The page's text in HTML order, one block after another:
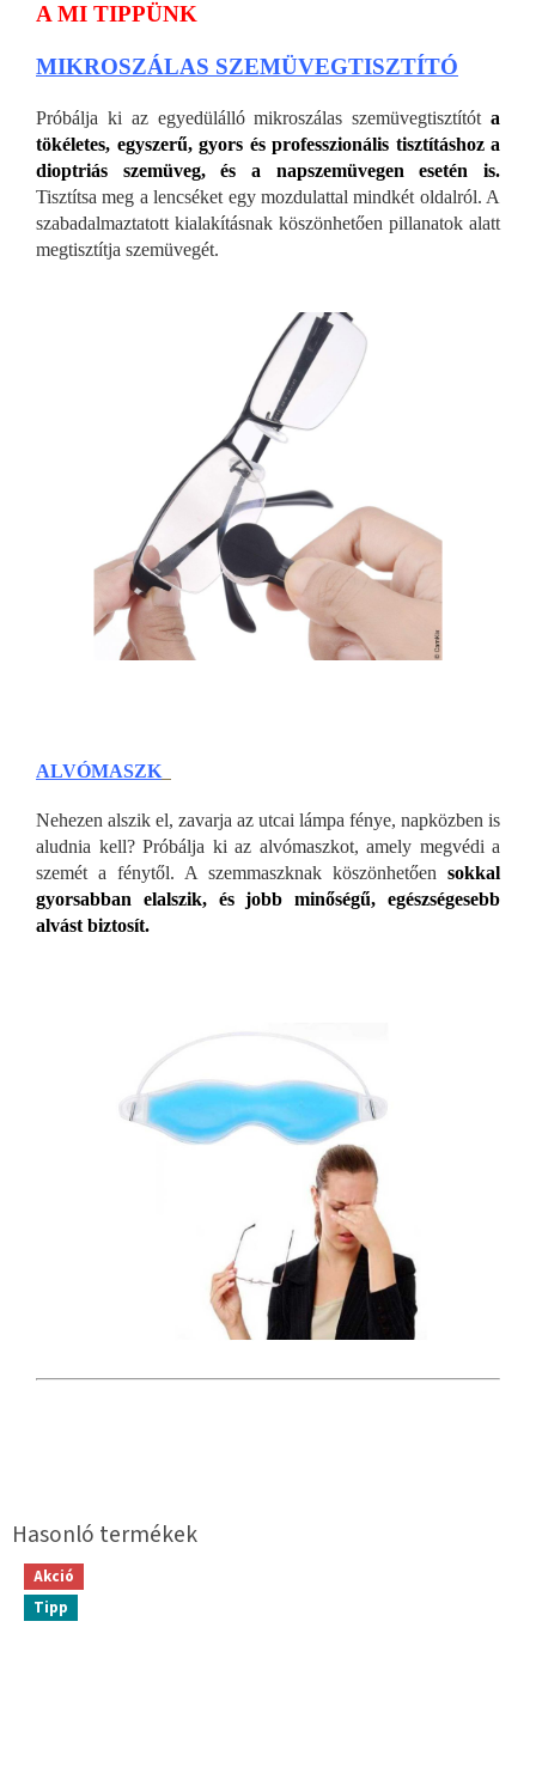
A MI TIPPÜNK
MIKROSZÁLAS SZEMÜVEGTISZTÍTÓ
Próbálja ki az egyedülálló mikroszálas szemüvegtisztítót a
tökéletes, egyszerű, gyors és professzionális tisztításhoz a
dioptriás szemüveg, és a napszemüvegen esetén is.
Tisztítsa meg a lencséket egy mozdulattal mindkét oldalról. A
szabadalmaztatott kialakításnak köszönhetően pillanatok alatt
megtisztítja szemüvegét.
ALVÓMASZK
Nehezen alszik el, zavarja az utcai lámpa fénye, napközben is
aludnia kell? Próbálja ki az alvómaszkot, amely megvédi a
szemét a fénytől. A szemmaszknak köszönhetően sokkal
gyorsabban elalszik, és jobb minőségű, egészségesebb
alvást biztosít.
Akció
Tipp